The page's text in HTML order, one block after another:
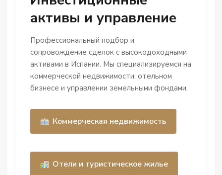
активы и управление
Профессиональный подбор и
сопровождение сделок с высокодоходными
активами в Испании. Мы специализируемся на
коммерческой недвижимости, отельном
бизнесе и управлении земельными фондами.
Коммерческая недвижимость
Отели и туристическое жилье